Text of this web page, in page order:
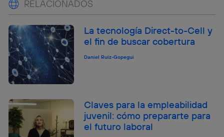
RELACIONADOS
La tecnología Direct-to-Cell y
el fin de buscar cobertura
Daniel Ruiz-Gopegui
Claves para la empleabilidad
juvenil: cómo prepararte para
el futuro laboral